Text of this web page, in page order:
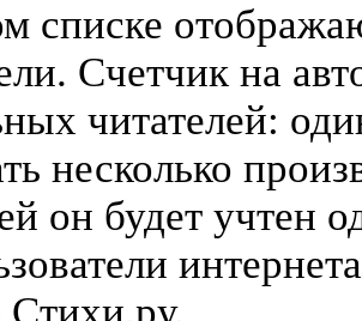
списке
Счетчик на
читателей:
несколько
он будет учтен